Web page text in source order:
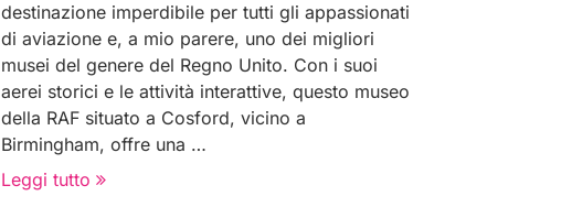
destinazione imperdibile per tutti gli appassionati
di aviazione e, a mio parere, uno dei migliori
musei del genere del Regno Unito. Con i suoi
aerei storici e le attività interattive, questo museo
della RAF situato a Cosford, vicino a
Birmingham, offre una …
Leggi tutto